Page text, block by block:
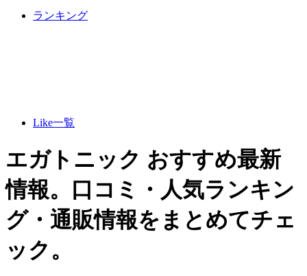
ランキング
Like一覧
エガトニック おすすめ最新
情報。口コミ・人気ランキン
グ・通販情報をまとめてチェ
ック。